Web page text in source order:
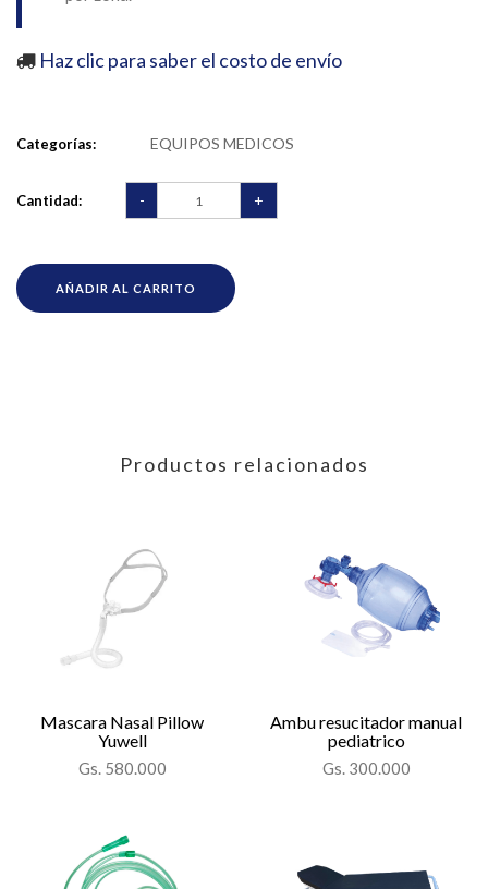
Haz clic para saber el costo de envío
Categorías: EQUIPOS MEDICOS
Cantidad: - +
AÑADIR AL CARRITO
Productos relacionados
Mascara Nasal Pillow
Yuwell
Gs. 580.000
Ambu resucitador manual
pediatrico
Gs. 300.000